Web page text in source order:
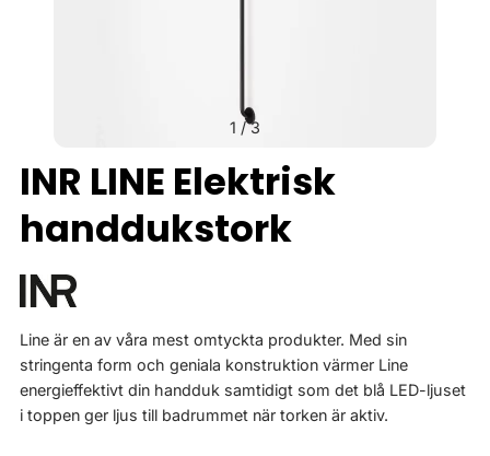
1 /3
INR LINE Elektrisk
handdukstork
Line är en av våra mest omtyckta produkter. Med sin
stringenta form och geniala konstruktion värmer Line
energieffektivt din handduk samtidigt som det blå LED-ljuset
i toppen ger ljus till badrummet när torken är aktiv.